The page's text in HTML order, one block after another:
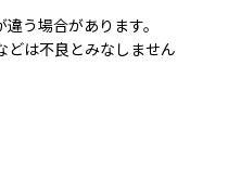
う場合があります。
どは不良とみなしません